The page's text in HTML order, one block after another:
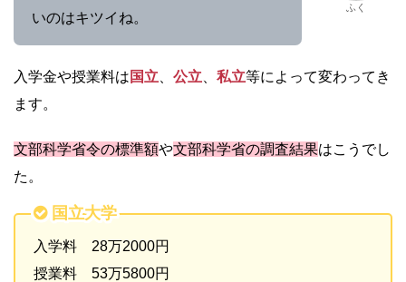
いのはキツイね。
ふく
入学金や授業料は 国立 公立 私立等によって変わってき
ます。
文部科学省令の標準額や文部科学省の調査結果はこうでし
た。
国立大学
入学料 28万2000円
授業料 53万5800円